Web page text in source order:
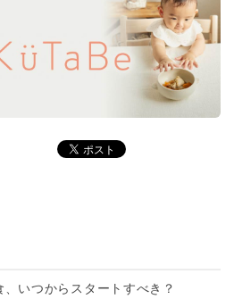
いつからスタートすべき？